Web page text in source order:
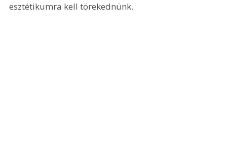
esztétikumra kell törekednünk.